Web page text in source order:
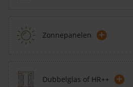
Zonnepanelen +
Dubbelglas of HR++ +